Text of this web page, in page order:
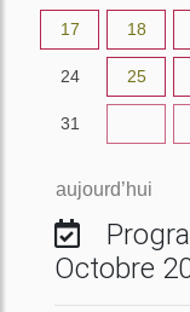
17 18
24 25
31
aujourd’hui
Octobre